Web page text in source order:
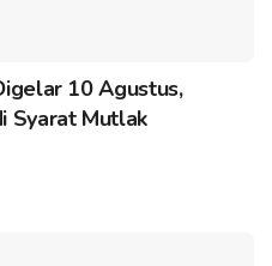
10 Agustus,
Syarat Mutlak